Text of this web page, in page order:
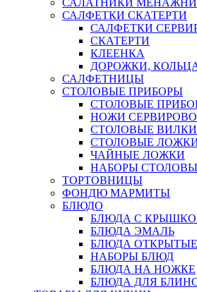
САЛАТНИКИ
САЛФЕТКИ СКАТЕРТИ
САЛФЕТКИ
СКАТЕРТИ
КЛЕЕНКА
ДОРОЖКИ,
САЛФЕТНИЦЫ
СТОЛОВЫЕ ПРИБОРЫ
СТОЛОВЫЕ
НОЖИ
СТОЛОВЫЕ ВИЛКИ
СТОЛОВЫЕ
ЧАЙНЫЕ ЛОЖКИ
НАБОРЫ
ТОРТОВНИЦЫ
ФОНДЮ МАРМИТЫ
БЛЮДО
БЛЮДА С
БЛЮДА ЭМАЛЬ
БЛЮДА ОТКРЫТЫЕ
НАБОРЫ БЛЮД
БЛЮДА НА НОЖКЕ
БЛЮДА ДЛЯ